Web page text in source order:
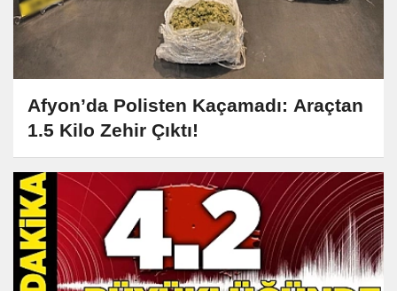
Afyon’da Polisten Kaçamadı: Araçtan
1.5 Kilo Zehir Çıktı!